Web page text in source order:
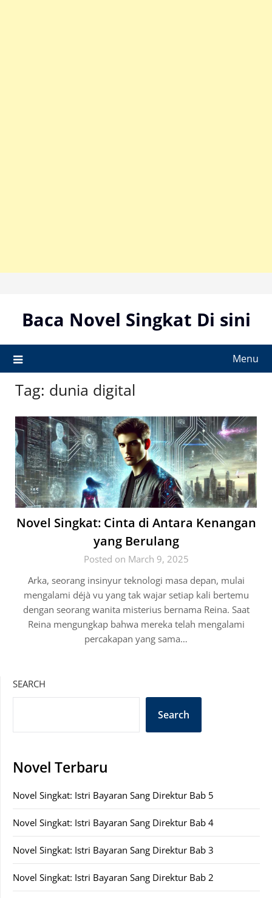
contentBaca Novel Singkat Di sini
Menu
Tag: dunia digital
Novel Singkat: Cinta di Antara Kenangan
yang Berulang
Posted on March 9, 2025
Arka, seorang insinyur teknologi masa depan, mulai
mengalami déjà vu yang tak wajar setiap kali bertemu
dengan seorang wanita misterius bernama Reina. Saat
Reina mengungkap bahwa mereka telah mengalami
percakapan yang sama…
SEARCH
Search
Novel Terbaru
Novel Singkat: Istri Bayaran Sang Direktur Bab 5
Novel Singkat: Istri Bayaran Sang Direktur Bab 4
Novel Singkat: Istri Bayaran Sang Direktur Bab 3
Novel Singkat: Istri Bayaran Sang Direktur Bab 2